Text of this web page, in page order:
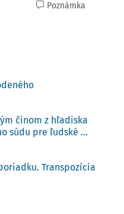
Poznámka
činom z hľadiska
súdu pre ľudské ...
Transpozícia